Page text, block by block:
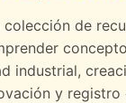
colección de
industrial,
y registro